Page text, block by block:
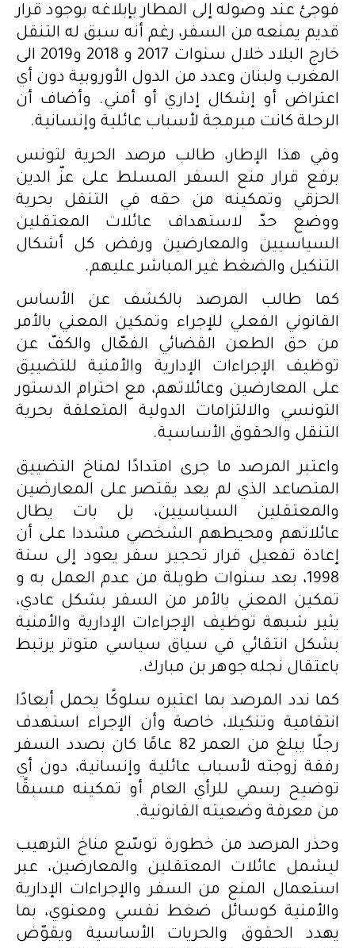
فوجئ عند وصوله إلى المطار بإبلاغه بوجود قرار
قديم يمنعه من السفر، رغم أنه سبق له التنقل
خارج البلاد خلال سنوات 2017 و 2018 و2019 الى
المغرب ولبنان وعدد من الدول الأوروبية دون أي
اعتراض أو إشكال إداري أو أمني. وأضاف أن
الرحلة كانت مبرمجة لأسباب عائلية وإنسانية.
وفي هذا الإطار، طالب مرصد الحرية لتونس
برفع قرار منع السفر المسلط على عزّ الدين
الحزقي وتمكينه من حقه في التنقل بحرية
ووضع حدّ لاستهداف عائلات المعتقلين
السياسيين والمعارضين ورفض كل أشكال
التنكيل والضغط غير المباشر عليهم.
كما طالب المرصد بالكشف عن الأساس
القانوني الفعلي للإجراء وتمكين المعني بالأمر
من حق الطعن القضائي الفعّال والكفّ عن
توظيف الإجراءات الإدارية والأمنية للتضييق
على المعارضين وعائلاتهم، مع احترام الدستور
التونسي والالتزامات الدولية المتعلقة بحرية
التنقل والحقوق الأساسية.
واعتبر المرصد ما جرى امتدادًا لمناخ التضييق
المتصاعد الذي لم يعد يقتصر على المعارضين
والمعتقلين السياسيين، بل بات يطال
عائلاتهم ومحيطهم الشخصي مشددا على أن
إعادة تفعيل قرار تحجير سفر يعود إلى سنة
1998، بعد سنوات طويلة من عدم العمل به و
تمكين المعني بالأمر من السفر بشكل عادي،
يثير شبهة توظيف الإجراءات الإدارية والأمنية
بشكل انتقائي في سياق سياسي متوتر يرتبط
باعتقال نجله جوهر بن مبارك.
كما ندد المرصد بما اعتبره سلوكًا يحمل أبعادًا
انتقامية وتنكيلا، خاصة وأن الإجراء استهدف
رجلًا يبلغ من العمر 82 عامًا كان بصدد السفر
رفقة زوجته لأسباب عائلية وإنسانية، دون أي
توضيح رسمي للرأي العام أو تمكينه مسبقًا
من معرفة وضعيته القانونية.
وحذر المرصد من خطورة توسّع مناخ الترهيب
ليشمل عائلات المعتقلين والمعارضين، عبر
استعمال المنع من السفر والإجراءات الإدارية
والأمنية كوسائل ضغط نفسي ومعنوي، بما
يهدد الحقوق والحريات الأساسية ويقوّض